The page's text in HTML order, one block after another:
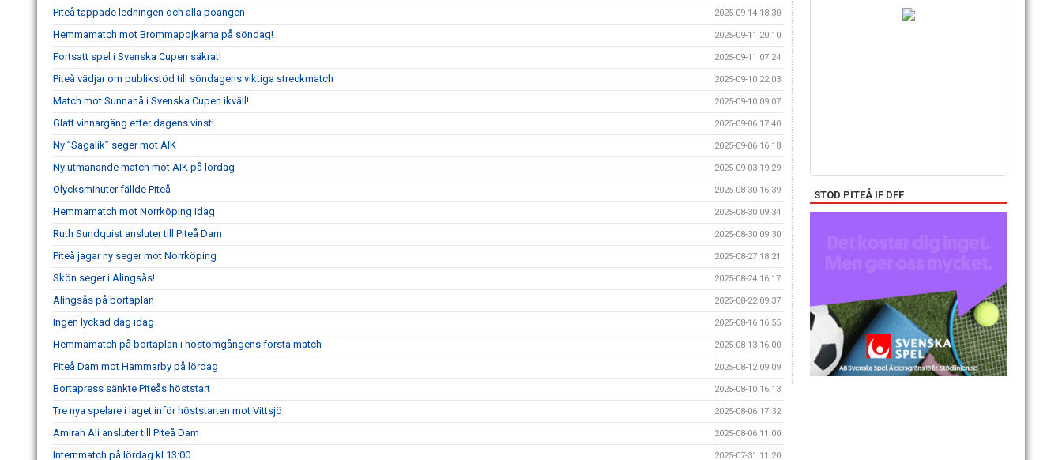
Piteå tappade ledningen och alla poängen 2025-09-14 18:30
Hemmamatch mot Brommapojkarna på söndag! 2025-09-11 20:10
Fortsatt spel i Svenska Cupen säkrat! 2025-09-11 07:24
Piteå vädjar om publikstöd till söndagens viktiga streckmatch 2025-09-10 22:03
Match mot Sunnanå i Svenska Cupen ikväll! 2025-09-10 09:07
Glatt vinnargäng efter dagens vinst! 2025-09-06 17:40
Ny ”Sagalik” seger mot AIK 2025-09-06 16:18
Ny utmanande match mot AIK på lördag 2025-09-03 19:29
Olycksminuter fällde Piteå 2025-08-30 16:39
Hemmamatch mot Norrköping idag 2025-08-30 09:34
Ruth Sundquist ansluter till Piteå Dam 2025-08-30 09:30
Piteå jagar ny seger mot Norrköping 2025-08-27 18:21
Skön seger i Alingsås! 2025-08-24 16:17
Alingsås på bortaplan 2025-08-22 09:37
Ingen lyckad dag idag 2025-08-16 16:55
Hemmamatch på bortaplan i höstomgångens första match 2025-08-13 16:00
Piteå Dam mot Hammarby på lördag 2025-08-12 09:09
Bortapress sänkte Piteås höststart 2025-08-10 16:13
Tre nya spelare i laget inför höststarten mot Vittsjö 2025-08-06 17:32
Amirah Ali ansluter till Piteå Dam 2025-08-06 11:00
Internmatch på lördag kl 13:00 2025-07-31 11:20
STÖD PITEÅ IF DFF